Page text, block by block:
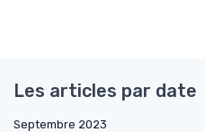
Les articles par date
Septembre 2023